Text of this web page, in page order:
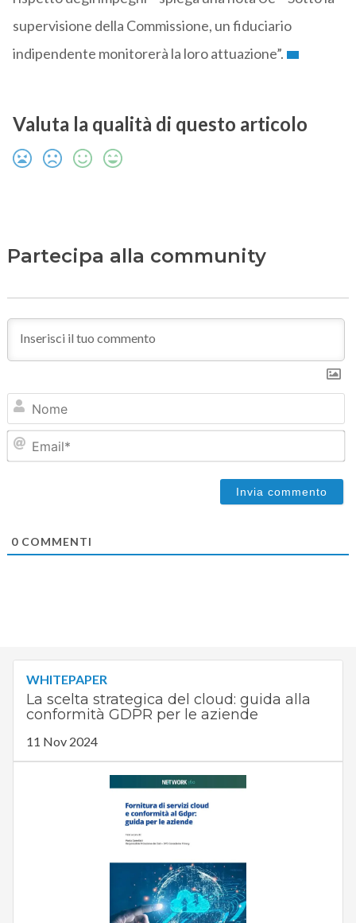
supervisione della Commissione, un fiduciario
indipendente monitorerà la loro attuazione”.
Valuta la qualità di questo articolo
Partecipa alla community
0COMMENTI
WHITEPAPER
La scelta strategica del cloud: guida alla
conformità GDPR per le aziende
11 Nov 2024